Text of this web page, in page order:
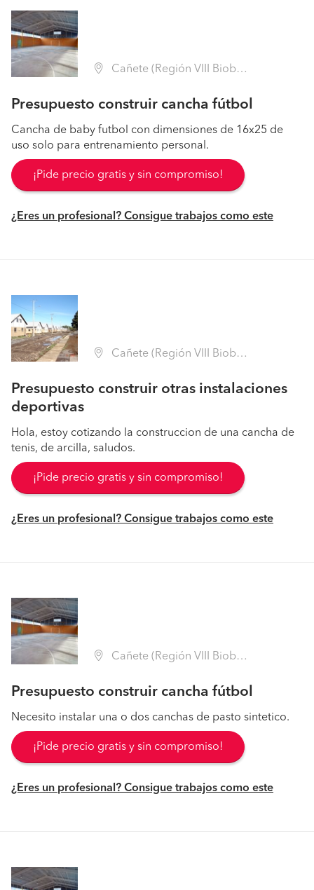
Cañete (Región VIII Biobío - Arauco)
Presupuesto construir cancha fútbol
Cancha de baby futbol con dimensiones de 16x25 de
uso solo para entrenamiento personal.
¡Pide precio gratis y sin compromiso!
¿Eres un profesional? Consigue trabajos como este
Cañete (Región VIII Biobío - Arauco)
Presupuesto construir otras instalaciones
deportivas
Hola, estoy cotizando la construccion de una cancha de
tenis, de arcilla, saludos.
¡Pide precio gratis y sin compromiso!
¿Eres un profesional? Consigue trabajos como este
Cañete (Región VIII Biobío - Arauco)
Presupuesto construir cancha fútbol
Necesito instalar una o dos canchas de pasto sintetico.
¡Pide precio gratis y sin compromiso!
¿Eres un profesional? Consigue trabajos como este